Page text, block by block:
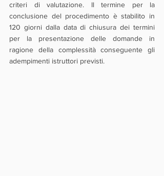
criteri di valutazione. Il termine per la
conclusione del procedimento è stabilito in
120 giorni dalla data di chiusura dei termini
per la presentazione delle domande in
ragione della complessità conseguente gli
adempimenti istruttori previsti.